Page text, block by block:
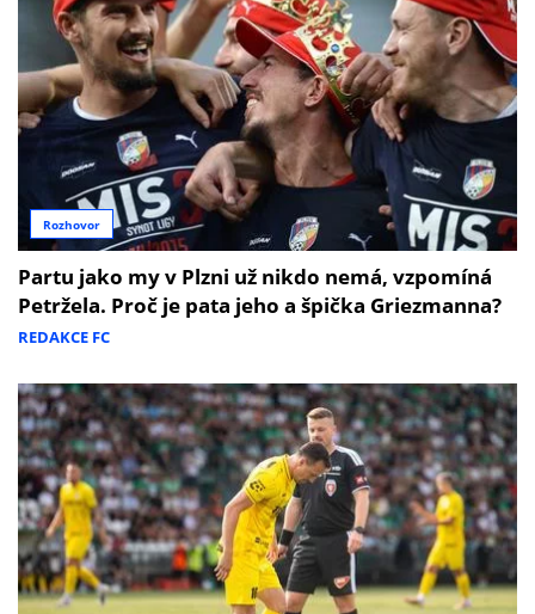
Rozhovor
Partu jako my v Plzni už nikdo nemá, vzpomíná
Petržela. Proč je pata jeho a špička Griezmanna?
REDAKCE FC